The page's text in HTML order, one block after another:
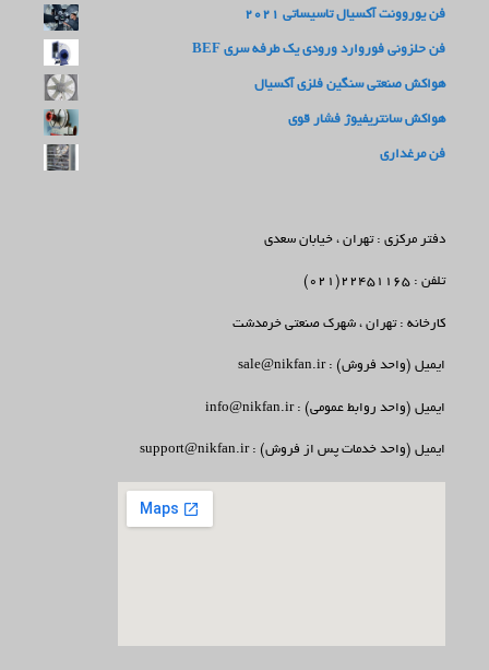
فن یوروونت آکسیال تاسیساتی 2021
فن حلزونی فوروارد ورودی یک طرفه سری BEF
هواکش صنعتی سنگین فلزی آکسیال
هواکش سانتریفیوژ فشار قوی
فن مرغداری
دفتر مرکزی : تهران ، خیابان سعدی
تلفن : 22451165(021)
کارخانه : تهران ، شهرک صنعتی خرمدشت
ایمیل (واحد فروش) : sale@nikfan.ir
ایمیل (واحد روابط عمومی) : info@nikfan.ir
ایمیل (واحد خدمات پس از فروش) : support@nikfan.ir